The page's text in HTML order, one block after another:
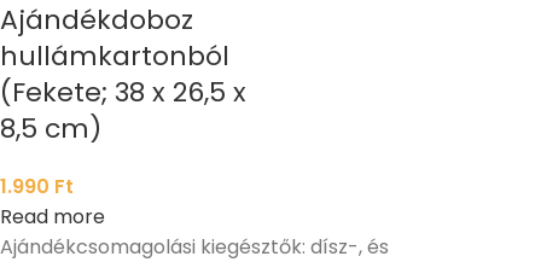
Ajándékdoboz
hullámkartonból
(Fekete; 38 x 26,5 x
8,5 cm)
1.990 Ft
Read more
Ajándékcsomagolási kiegésztők: dísz-, és